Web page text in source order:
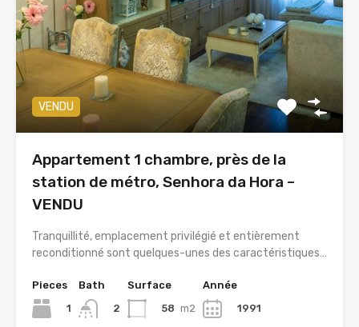
VENDU
Appartement 1 chambre, près de la
station de métro, Senhora da Hora –
VENDU
Tranquillité, emplacement privilégié et entièrement
reconditionné sont quelques-unes des caractéristiques…
Pieces
1
Bath
2
Surface
58 m2
Année
1991